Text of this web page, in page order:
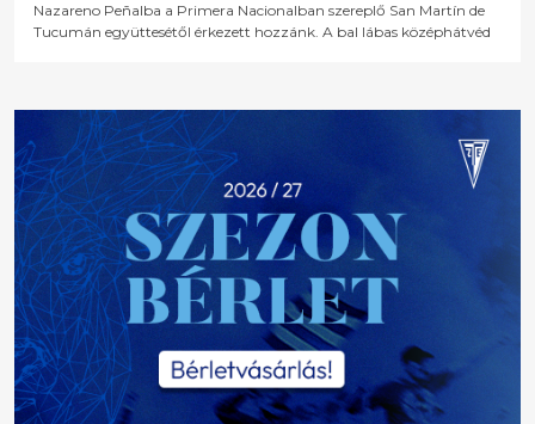
Nazareno Peñalba a Primera Nacionalban szereplő San Martín de
Tucumán együttesétől érkezett hozzánk. A bal lábas középhátvéd